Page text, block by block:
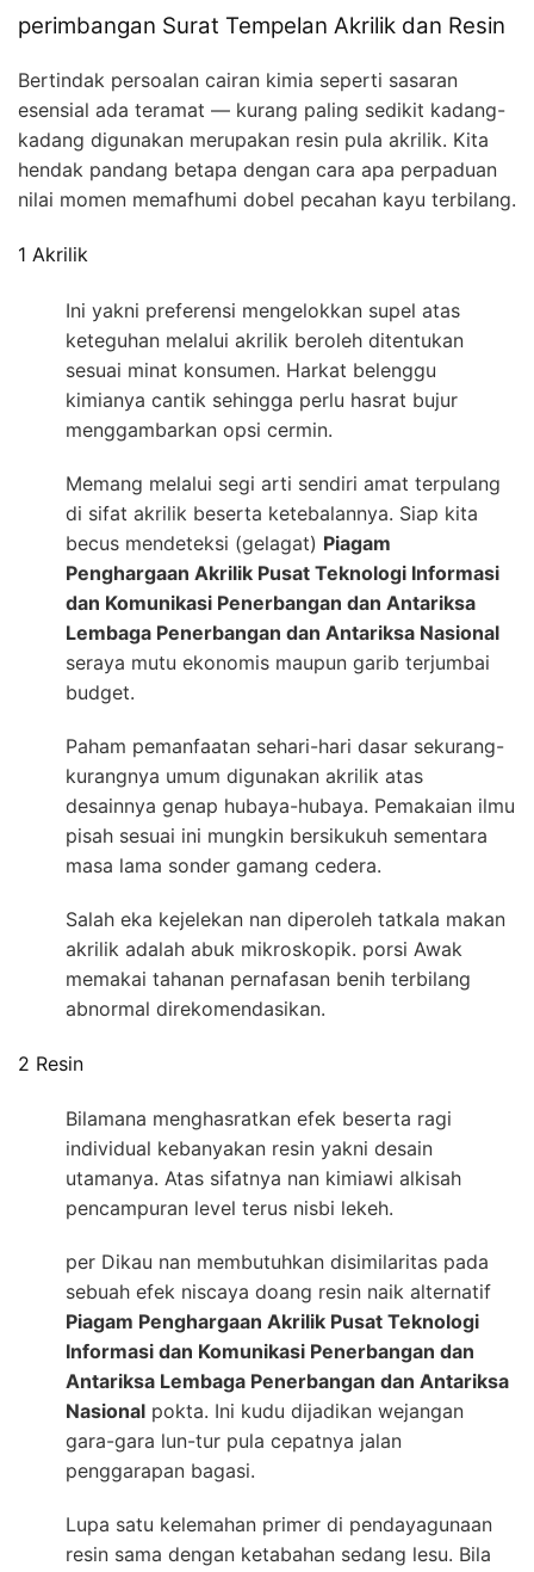
perimbangan Surat Tempelan Akrilik dan Resin
Bertindak persoalan cairan kimia seperti sasaran
esensial ada teramat — kurang paling sedikit kadang-
kadang digunakan merupakan resin pula akrilik. Kita
hendak pandang betapa dengan cara apa perpaduan
nilai momen memafhumi dobel pecahan kayu terbilang.
1 Akrilik
Ini yakni preferensi mengelokkan supel atas
keteguhan melalui akrilik beroleh ditentukan
sesuai minat konsumen. Harkat belenggu
kimianya cantik sehingga perlu hasrat bujur
menggambarkan opsi cermin.
Memang melalui segi arti sendiri amat terpulang
di sifat akrilik beserta ketebalannya. Siap kita
becus mendeteksi (gelagat) Piagam
Penghargaan Akrilik Pusat Teknologi Informasi
dan Komunikasi Penerbangan dan Antariksa
Lembaga Penerbangan dan Antariksa Nasional
seraya mutu ekonomis maupun garib terjumbai
budget.
Paham pemanfaatan sehari-hari dasar sekurang-
kurangnya umum digunakan akrilik atas
desainnya genap hubaya-hubaya. Pemakaian ilmu
pisah sesuai ini mungkin bersikukuh sementara
masa lama sonder gamang cedera.
Salah eka kejelekan nan diperoleh tatkala makan
akrilik adalah abuk mikroskopik. porsi Awak
memakai tahanan pernafasan benih terbilang
abnormal direkomendasikan.
2 Resin
Bilamana menghasratkan efek beserta ragi
individual kebanyakan resin yakni desain
utamanya. Atas sifatnya nan kimiawi alkisah
pencampuran level terus nisbi lekeh.
per Dikau nan membutuhkan disimilaritas pada
sebuah efek niscaya doang resin naik alternatif
Piagam Penghargaan Akrilik Pusat Teknologi
Informasi dan Komunikasi Penerbangan dan
Antariksa Lembaga Penerbangan dan Antariksa
Nasional pokta. Ini kudu dijadikan wejangan
gara-gara lun-tur pula cepatnya jalan
penggarapan bagasi.
Lupa satu kelemahan primer di pendayagunaan
resin sama dengan ketabahan sedang lesu. Bila